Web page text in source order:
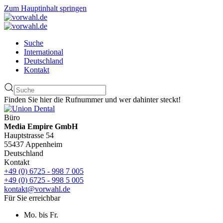
Zum Hauptinhalt springen
Suche
International
Deutschland
Kontakt
Finden Sie hier die Rufnummer und wer dahinter steckt!
Büro
Media Empire GmbH
Hauptstrasse 54
55437 Appenheim
Deutschland
Kontakt
+49 (0) 6725 - 998 7 005
+49 (0) 6725 - 998 5 005
kontakt@vorwahl.de
Für Sie erreichbar
Mo. bis Fr.